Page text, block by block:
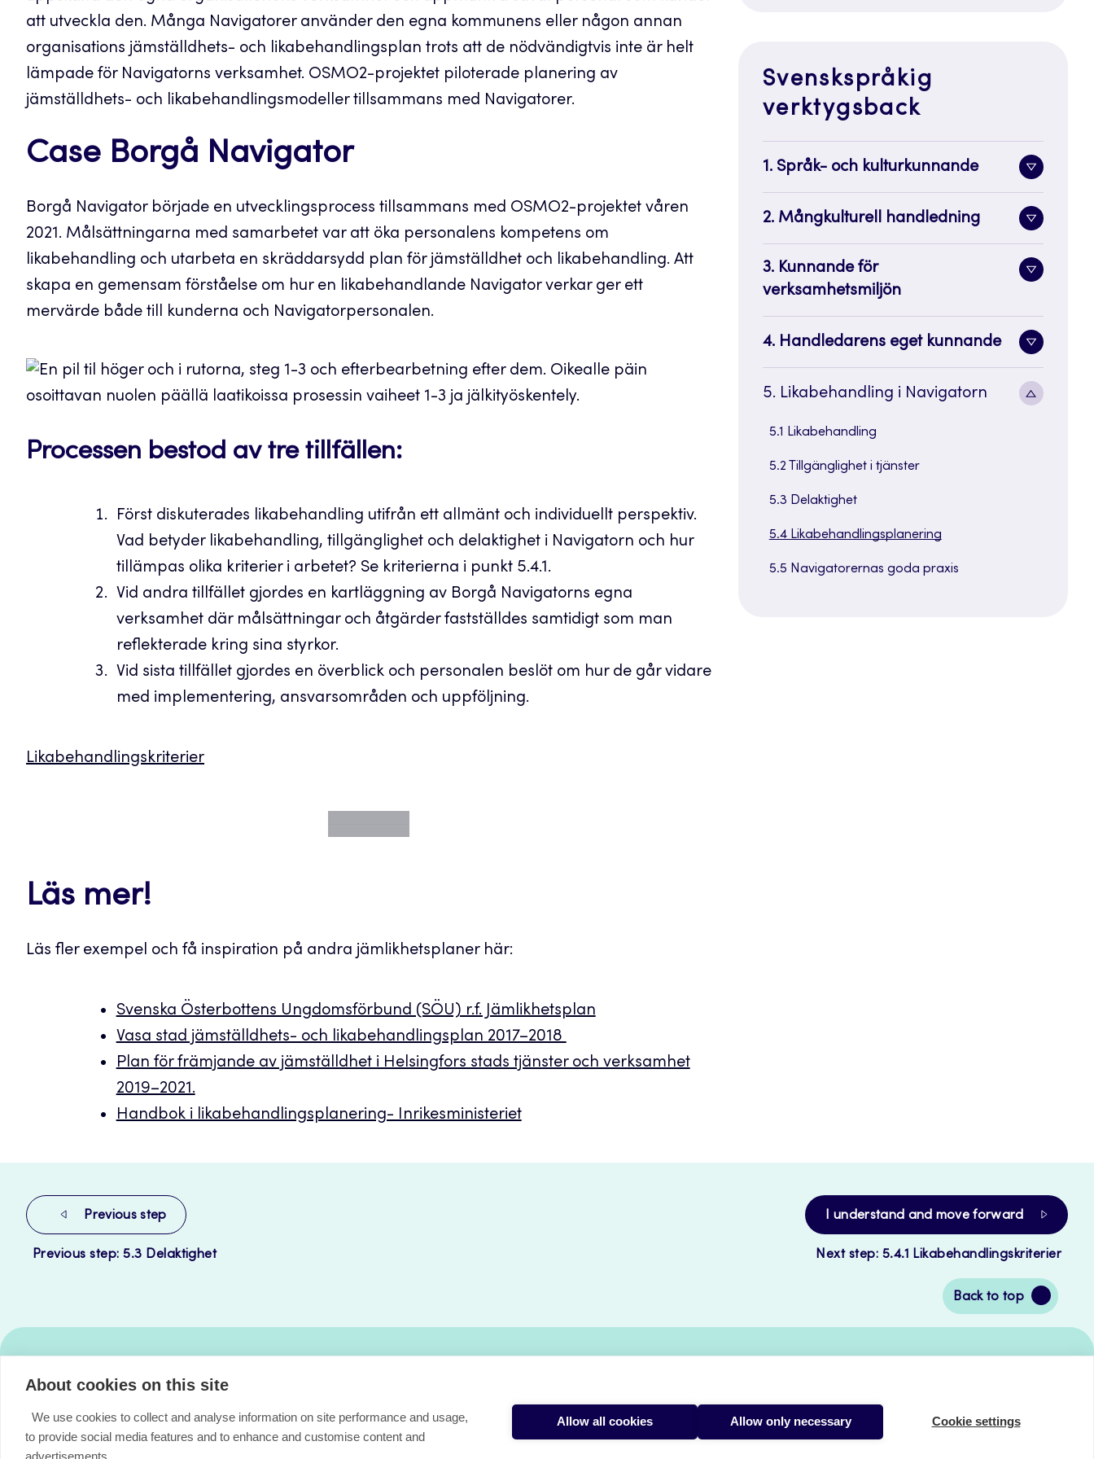
att utveckla den. Många Navigatorer använder den egna kommunens eller någon annan
organisations jämställdhets- och likabehandlingsplan trots att de nödvändigtvis inte är helt
lämpade för Navigatorns verksamhet. OSMO2-projektet piloterade planering av
jämställdhets- och likabehandlingsmodeller tillsammans med Navigatorer.
Case Borgå Navigator
Borgå Navigator började en utvecklingsprocess tillsammans med OSMO2-projektet våren
2021. Målsättningarna med samarbetet var att öka personalens kompetens om
likabehandling och utarbeta en skräddarsydd plan för jämställdhet och likabehandling. Att
skapa en gemensam förståelse om hur en likabehandlande Navigator verkar ger ett
mervärde både till kunderna och Navigatorpersonalen.
Processen bestod av tre tillfällen:
Först diskuterades likabehandling utifrån ett allmänt och individuellt perspektiv.
Vad betyder likabehandling, tillgänglighet och delaktighet i Navigatorn och hur
tillämpas olika kriterier i arbetet? Se kriterierna i punkt 5.4.1.
Vid andra tillfället gjordes en kartläggning av Borgå Navigatorns egna
verksamhet där målsättningar och åtgärder fastställdes samtidigt som man
reflekterade kring sina styrkor.
Vid sista tillfället gjordes en överblick och personalen beslöt om hur de går vidare
med implementering, ansvarsområden och uppföljning.
Likabehandlingskriterier
Läs mer!
Läs fler exempel och få inspiration på andra jämlikhetsplaner här:
Svenska Österbottens Ungdomsförbund (SÖU) r.f. Jämlikhetsplan
Vasa stad jämställdhets- och likabehandlingsplan 2017–2018
Plan för främjande av jämställdhet i Helsingfors stads tjänster och verksamhet
2019–2021.
Handbok i likabehandlingsplanering- Inrikesministeriet
Svenskspråkig
verktygsback
1. Språk- och kulturkunnande
Toggle
2. Mångkulturell handledning
Toggle
3. Kunnande för
verksamhetsmiljön
Toggle
4. Handledarens eget kunnande
Toggle
5. Likabehandling i Navigatorn
Toggle
5.1 Likabehandling
5.2 Tillgänglighet i tjänster
5.3 Delaktighet
5.4 Likabehandlingsplanering
5.5 Navigatorernas goda praxis
I understand and move forward
Next step: 5.4.1 Likabehandlingskriterier
Previous step
Previous step: 5.3 Delaktighet
Back to top
Back
to
Avoimet
oppimateriaalit
About cookies on this site
We use cookies to collect and analyse information on site performance and usage,
to provide social media features and to enhance and customise content and
advertisements.
Allow all cookies Allow only necessary Cookie settings